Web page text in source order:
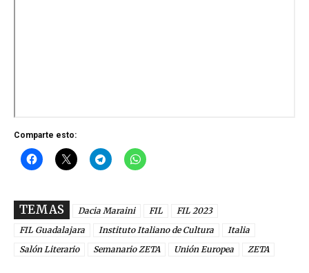
Comparte esto:
TEMAS Dacia Maraini FIL
FIL 2023
FIL Guadalajara
Instituto Italiano de Cultura
Italia
Salón Literario
Semanario ZETA Unión Europea ZETA